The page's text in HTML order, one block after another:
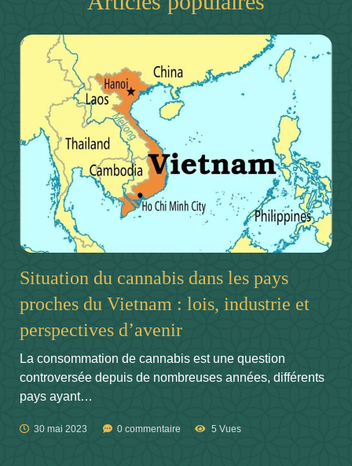
Situation du cannabis dans les pays
proches du Vietnam : lois, industrie et
perspectives d’avenir
La consommation de cannabis est une question
controversée depuis de nombreuses années, différents
pays ayant…
30 mai 2023 0 commentaire 5 Vues